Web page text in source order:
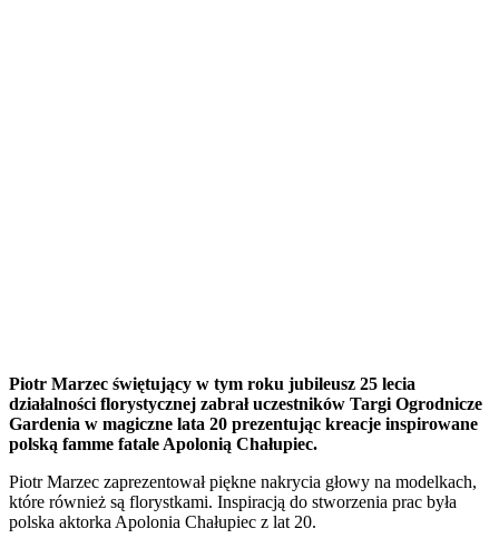
Piotr Marzec świętujący w tym roku jubileusz 25 lecia
działalności florystycznej zabrał uczestników Targi Ogrodnicze
Gardenia w magiczne lata 20 prezentując kreacje inspirowane
polską famme fatale Apolonią Chałupiec.
Piotr Marzec zaprezentował piękne nakrycia głowy na modelkach,
które również są florystkami. Inspiracją do stworzenia prac była
polska aktorka Apolonia Chałupiec z lat 20.